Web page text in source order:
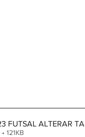
FUTSAL ALTERAR
121KB